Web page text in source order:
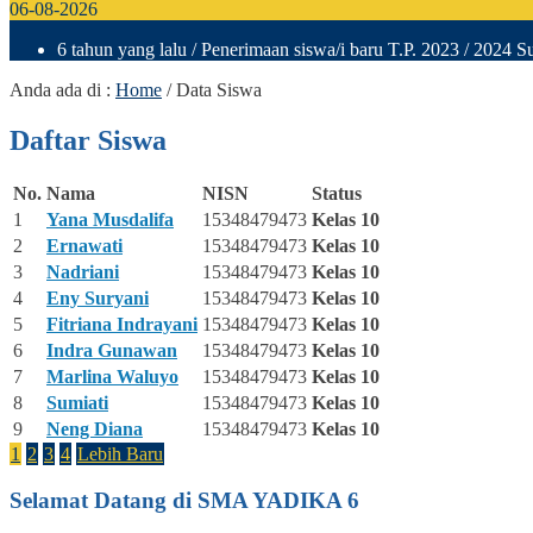
06-08-2026
6 tahun yang lalu / Penerimaan siswa/i baru T.P. 2023 / 2024
Anda ada di : Home /Data Siswa
Daftar Siswa
No. Nama NISN
Status
1
Yana Musdalifa 15348479473 Kelas 10
2
Ernawati 15348479473 Kelas 10
3
Nadriani 15348479473 Kelas 10
4
Eny Suryani 15348479473 Kelas 10
5
Fitriana Indrayani 15348479473 Kelas 10
6
Indra Gunawan 15348479473 Kelas 10
7
Marlina Waluyo 15348479473 Kelas 10
8
Sumiati 15348479473 Kelas 10
9
Neng Diana 15348479473 Kelas 10
1 2 3 4 Lebih Baru
Selamat Datang di SMA YADIKA 6